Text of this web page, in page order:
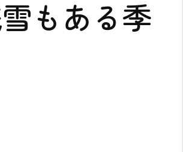
もある季